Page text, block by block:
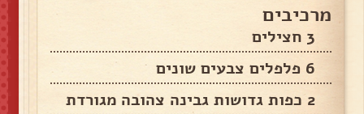
מרכיבים
3 חצילים
6 פלפלים צבעים שונים
2 כפות גדושות גבינה צהובה מגורדת